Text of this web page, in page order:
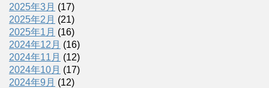
2025年3月 (17)
2025年2月 (21)
2025年1月 (16)
2024年12月 (16)
2024年11月 (12)
2024年10月 (17)
2024年9月 (12)